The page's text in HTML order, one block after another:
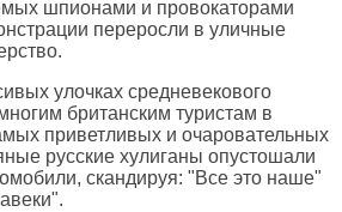
шпионами и провокаторами
переросли в уличные
улочках средневекового
британским туристам в
приветливых и очаровательных
русские хулиганы опустошали
скандируя: "Все это наше"